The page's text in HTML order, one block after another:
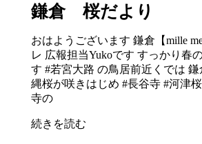
鎌倉 桜だより
おはようございます 鎌倉【mille
レ 広報担当Yukoです すっかり春
す #若宮大路 の鳥居前近くでは 鎌
縄桜が咲きはじめ #長谷寺 #河津
寺の
続きを読む